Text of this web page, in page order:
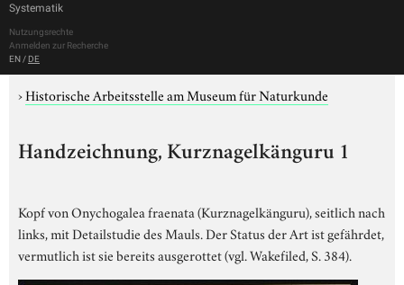
Systematik
Nutzungsrechte
Anmelden zur Recherche
EN / DE
›Historische Arbeitsstelle am Museum für Naturkunde
Handzeichnung, Kurznagelkänguru 1
Kopf von Onychogalea fraenata (Kurznagelkänguru), seitlich nach
links, mit Detailstudie des Mauls. Der Status der Art ist gefährdet,
vermutlich ist sie bereits ausgerottet (vgl. Wakefiled, S. 384).